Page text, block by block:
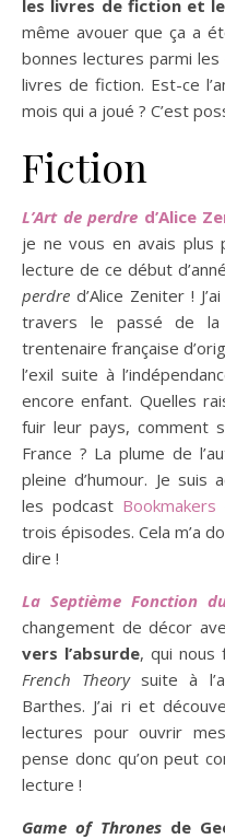
les livres de fiction et
même avouer que ça a
bonnes lectures parmi les
livres de fiction. Est-ce
mois qui a joué ? C’est
Fiction
L’Art de perdre d’Alice
je ne vous en avais plus
lecture de ce début
perdre d’Alice Zeniter !
travers le passé de la
trentenaire française
l’exil suite à
encore enfant. Quelles
fuir leur pays, comment
France ? La plume de
pleine d’humour. Je suis
les podcast Bookmakers
trois épisodes. Cela m’a
dire !
La Septième Fonction
changement de décor
vers l’absurde, qui nous
French Theorysuite à
Barthes. J’ai ri et
lectures pour ouvrir
pense donc qu’on peut
lecture !
Game of Thronesde